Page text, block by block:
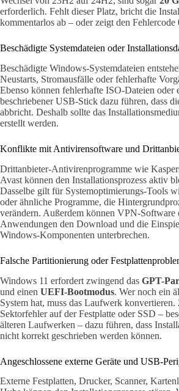
erforderlich. Fehlt dieser Platz, bricht die
kommentarlos ab – oder zeigt den Fehlercode
Beschädigte Systemdateien oder
Beschädigte Windows-Systemdateien
Neustarts, Stromausfälle oder fehlerhafte
Ebenso können fehlerhafte ISO-Dateien oder
beschriebener USB-Stick dazu führen, dass
abbricht. Deshalb sollte das
erstellt werden.
Konflikte mit Antivirensoftware und
Drittanbieter-Antivirenprogramme wie
Avast können den Installationsprozess aktiv
Dasselbe gilt für Systemoptimierungs-Tools
oder ähnliche Programme, die
verändern. Außerdem können VPN-Software
Anwendungen den Download und die
Windows-Komponenten unterbrechen.
Falsche Partitionierung oder
Windows 11 erfordert zwingend das GPT-
und einen UEFI-Bootmodus. Wer noch ein
System hat, muss das Laufwerk konvertieren.
Sektorfehler auf der Festplatte oder SSD –
älteren Laufwerken – dazu führen, dass
nicht korrekt geschrieben werden können.
Angeschlossene externe Geräte und USB-
Externe Festplatten, Drucker, Scanner,